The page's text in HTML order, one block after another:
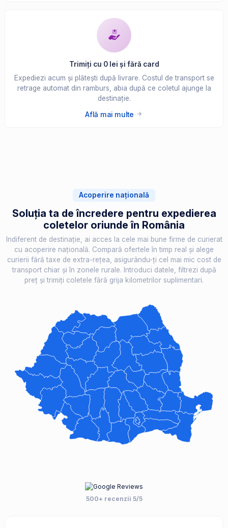
Trimiți cu 0 lei și fără card
Expediezi acum și plătești după livrare. Costul de transport se
retrage automat din ramburs, abia după ce coletul ajunge la
destinație.
Află mai multe
Acoperire națională
Soluția ta de încredere pentru expedierea
coletelor oriunde în România
Indiferent de destinație, ai acces la cele mai bune firme de curierat
cu acoperire națională. Compară ofertele în timp real și alege
curierii fără taxe de extra-rețea, asigurându-ți cel mai mic cost de
transport chiar și în zonele rurale. Introduci datele, filtrezi după
preț și trimiți coletele fără grija kilometrilor suplimentari.
500+ recenzii 5/5